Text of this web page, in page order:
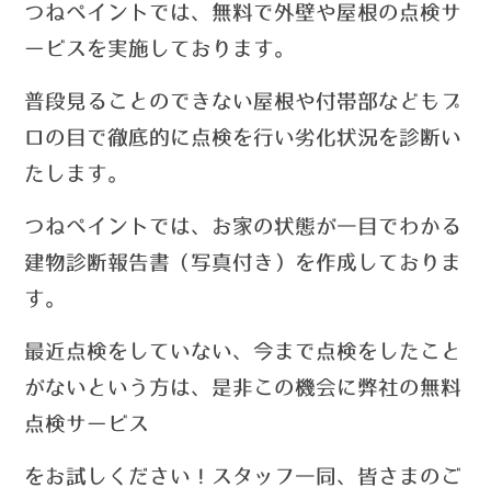
つねペイントでは、無料で外壁や屋根の点検サ
ービスを実施しております。
普段見ることのできない屋根や付帯部などもプ
ロの目で徹底的に点検を行い劣化状況を診断い
たします。
つねペイントでは、お家の状態が一目でわかる
建物診断報告書（写真付き）を作成しておりま
す。
最近点検をしていない、今まで点検をしたこと
がないという方は、 是非この機会に弊社の無料
点検サービス
を お試しください！
スタッフ一同、皆さまのご